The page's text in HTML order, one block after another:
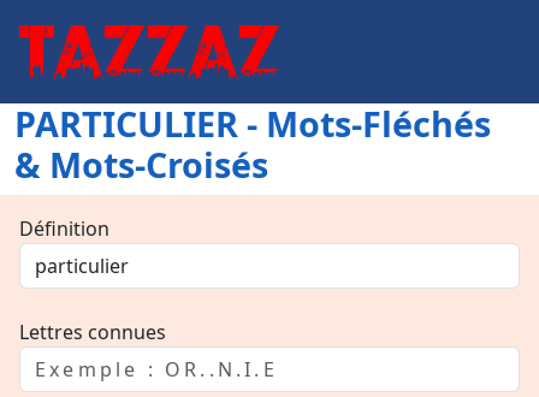
PARTICULIER - Mots-Fléchés
& Mots-Croisés
Définition
Lettres connues